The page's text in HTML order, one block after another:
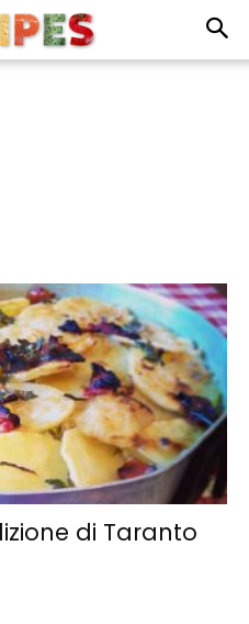
di Taranto